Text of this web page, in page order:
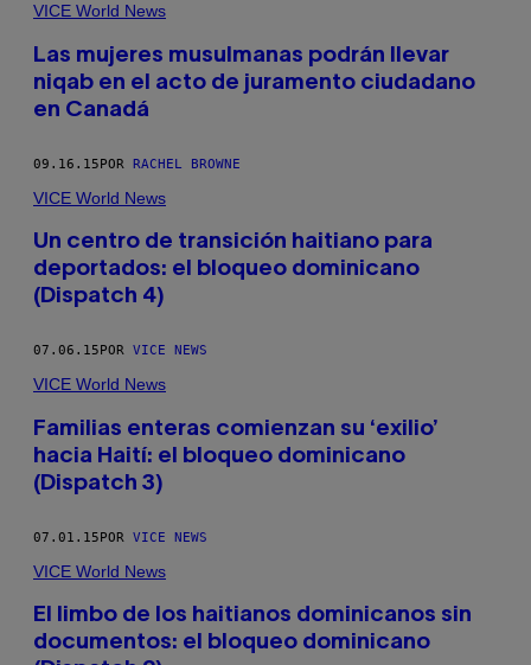
VICE World News
Las mujeres musulmanas podrán llevar
niqab en el acto de juramento ciudadano
en Canadá
09.16.15POR RACHEL BROWNE
VICE World News
Un centro de transición haitiano para
deportados: el bloqueo dominicano
(Dispatch 4)
07.06.15 POR VICE NEWS
VICE World News
Familias enteras comienzan su ‘exilio’
hacia Haití: el bloqueo dominicano
(Dispatch 3)
07.01.15POR VICE NEWS
VICE World News
El limbo de los haitianos dominicanos sin
documentos: el bloqueo dominicano